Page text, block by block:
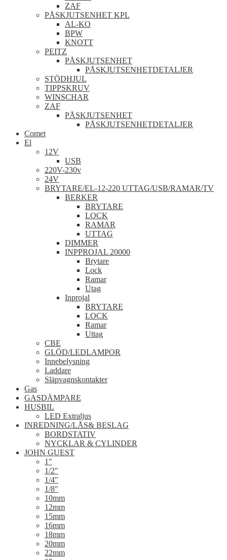
ZAF
PÅSKJUTSENHET KPL
AL-KO
BPW
KNOTT
PEITZ
PÅSKJUTSENHET
PÅSKJUTSENHETDETALJER
STÖDHJUL
TIPPSKRUV
WINSCHAR
ZAF
PÅSKJUTSENHET
PÅSKJUTSENHETDETALJER
Comet
El
12V
USB
220V-230v
24V
BRYTARE/EL-12-220 UTTAG/USB/RAMAR/TV
BERKER
BRYTARE
LOCK
RAMAR
UTTAG
DIMMER
INPPROJAL 20000
Brytare
Lock
Ramar
Utag
Inprojal
BRYTARE
LOCK
Ramar
Uttag
CBE
GLÖD/LEDLAMPOR
Innebelysning
Laddare
Släpvagnskontakter
Gas
GASDÄMPARE
HUSBIL
LED Extraljus
INREDNING/LÅS& BESLAG
BORDSTATIV
NYCKLAR & CYLINDER
JOHN GUEST
1"
1/2"
1/4"
1/8"
10mm
12mm
15mm
16mm
18mm
20mm
22mm